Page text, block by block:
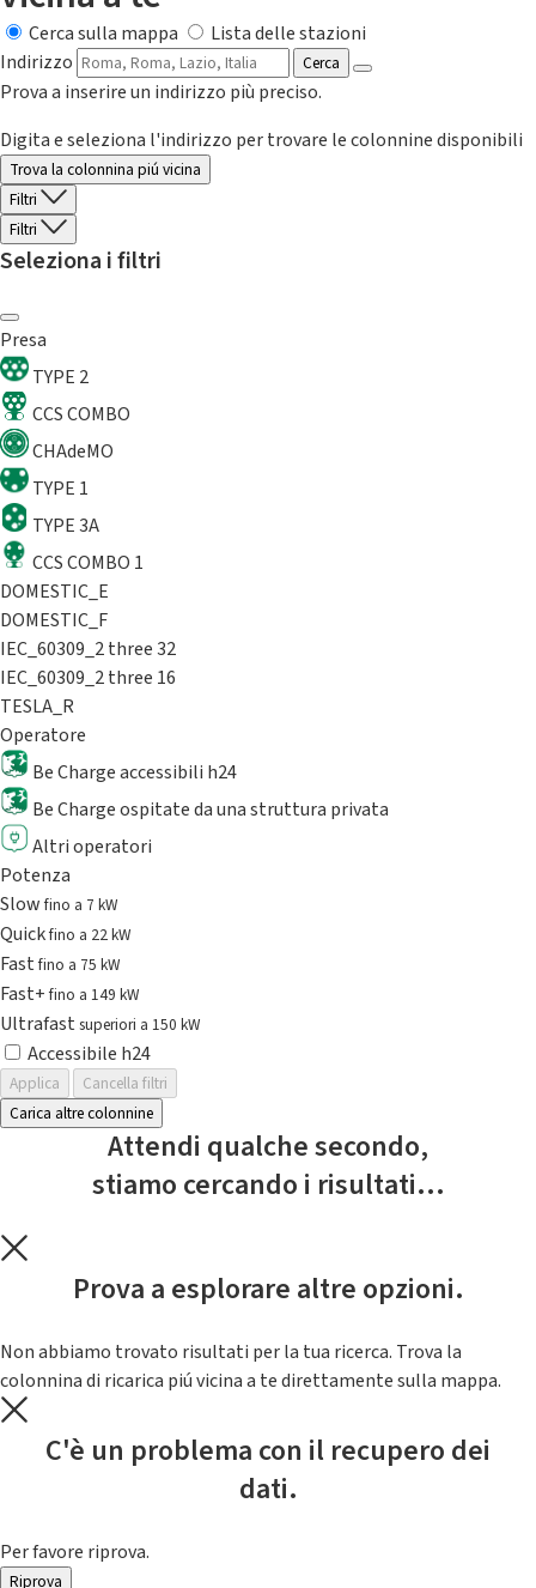
Cerca sulla mappa
Lista delle stazioni
Indirizzo
Cerca
Prova a inserire un indirizzo più preciso.
Digita e seleziona l'indirizzo per trovare le colonnine disponibili
Trova la colonnina piú vicina
Filtri
Filtri
Seleziona i filtri
Presa
TYPE 2
CCS COMBO
CHAdeMO
TYPE 1
TYPE 3A
CCS COMBO 1
DOMESTIC_E
DOMESTIC_F
IEC_60309_2 three 32
IEC_60309_2 three 16
TESLA_R
Operatore
Be Charge accessibili h24
Be Charge ospitate da una struttura privata
Altri operatori
Potenza
Slowfino a 7 kW
Quickfino a 22 kW
Fastfino a 75 kW
Fast+fino a 149 kW
Ultrafast superiori a 150 kW
Accessibile h24
Applica
Cancella filtri
Carica altre colonnine
Attendi qualche secondo,
stiamo cercando i risultati...
Prova a esplorare altre opzioni.
Non abbiamo trovato risultati per la tua ricerca. Trova la
colonnina di ricarica piú vicina a te direttamente sulla mappa.
C'è un problema con il recupero dei
dati.
Per favore riprova.
Riprova